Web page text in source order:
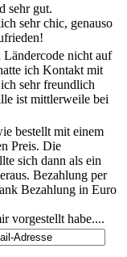
sehr gut.
sehr chic, genauso
Ländercode nicht auf
ich Kontakt mit
sehr freundlich
ist mittlerweile bei
bestellt mit einem
Preis. Die
sich dann als ein
Bezahlung per
Bezahlung in Euro
vorgestellt habe....